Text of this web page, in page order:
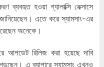
ব্যবহৃত হওয়া গ্যালাক্সি নেক্সাসে
এতে করে স্যামসাং-এর
অনেকে।
আপডেট রিলিজ করা হয়েছে দাবি
এ ব্যাপারে স্যামসাং এখনও